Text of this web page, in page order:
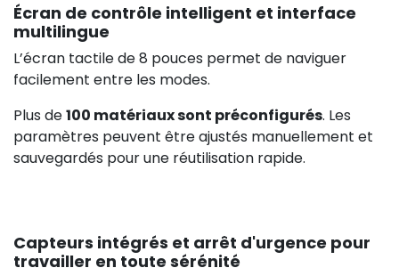
Écran de contrôle intelligent et interface
multilingue
L’écran tactile de 8 pouces permet de naviguer
facilement entre les modes.
Plus de100 matériaux sont préconfigurés. Les
paramètres peuvent être ajustés manuellement et
sauvegardés pour une réutilisation rapide.
Capteurs intégrés et arrêt d'urgence pour
travailler en toute sérénité